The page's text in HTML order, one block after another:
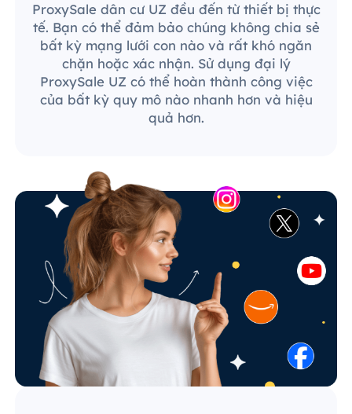
ProxySale dân cư UZ đều đến từ thiết bị thực
tế. Bạn có thể đảm bảo chúng không chia sẻ
bất kỳ mạng lưới con nào và rất khó ngăn
chặn hoặc xác nhận. Sử dụng đại lý
ProxySale UZ có thể hoàn thành công việc
của bất kỳ quy mô nào nhanh hơn và hiệu
quả hơn.